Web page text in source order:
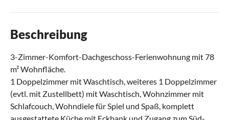
Beschreibung
3-Zimmer-Komfort-Dachgeschoss-Ferienwohnung mit 78
m² Wohnfläche.
1 Doppelzimmer mit Waschtisch, weiteres 1 Doppelzimmer
(evtl. mit Zustellbett) mit Waschtisch, Wohnzimmer mit
Schlafcouch, Wohndiele für Spiel und Spaß, komplett
ausgestattete Küche mit Eckbank und Zugang zum Süd-